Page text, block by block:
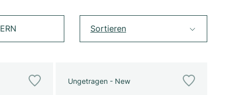
Sortieren
Ungetragen - New